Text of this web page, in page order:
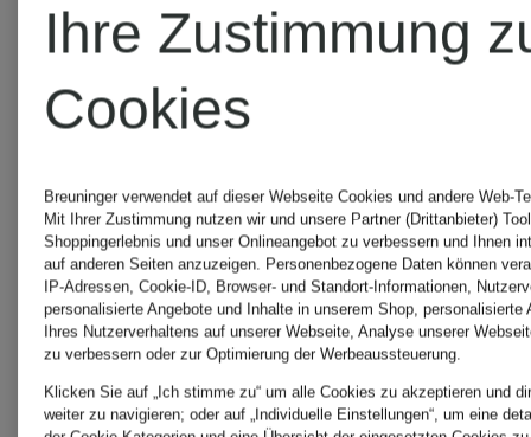
BROOKS
Trailrunning-
BROOKS
Ihre Zustimmung
Cookies
Breuninger verwendet auf dieser Webseite Cookies und andere Web-
Mit Ihrer Zustimmung nutzen wir und unsere Partner (Drittanbieter)
Shoppingerlebnis und unser Onlineangebot zu verbessern und Ihnen
auf anderen Seiten anzuzeigen. Personenbezogene Daten können
IP-Adressen, Cookie-ID, Browser- und Standort-Informationen,
personalisierte Angebote und Inhalte in unserem Shop, personalisierte
Ihres Nutzerverhaltens auf unserer Webseite, Analyse unserer
zu verbessern oder zur Optimierung der Werbeaussteuerung.
Klicken Sie auf „Ich stimme zu“ um alle Cookies zu akzeptieren und
weiter zu navigieren; oder auf „Individuelle Einstellungen“, um eine